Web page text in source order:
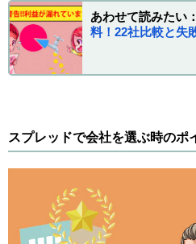
あわせて読みたい：
料！22社比較と失
スプレッドで会社を選ぶ時のポ